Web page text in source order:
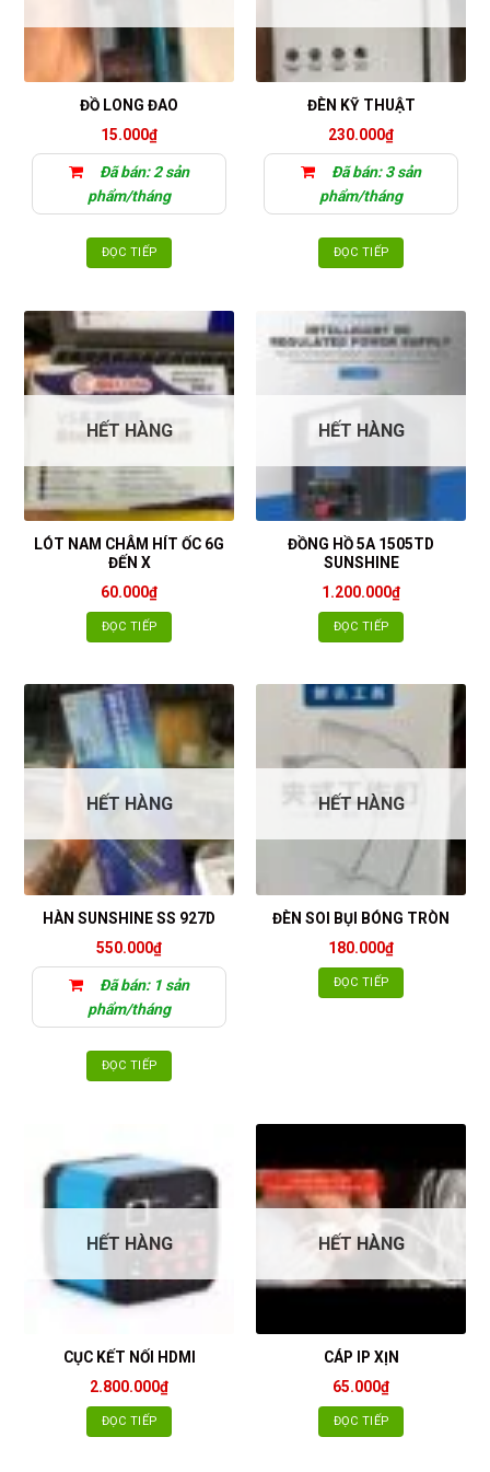
ĐỒ LONG ĐAO
15.000₫
Đã bán: 2 sản
phẩm/tháng
ĐỌC TIẾP
ĐÈN KỸ THUẬT
230.000₫
Đã bán: 3 sản
phẩm/tháng
ĐỌC TIẾP
HẾT HÀNG
LÓT NAM CHÂM HÍT ỐC 6G
ĐẾN X
60.000₫
ĐỌC TIẾP
HẾT HÀNG
ĐỒNG HỒ 5A 1505TD
SUNSHINE
1.200.000₫
ĐỌC TIẾP
HẾT HÀNG
HÀN SUNSHINE SS 927D
550.000₫
Đã bán: 1 sản
phẩm/tháng
ĐỌC TIẾP
HẾT HÀNG
ĐÈN SOI BỤI BÓNG TRÒN
180.000₫
ĐỌC TIẾP
HẾT HÀNG
CỤC KẾT NỐI HDMI
2.800.000₫
ĐỌC TIẾP
HẾT HÀNG
CÁP IP XỊN
65.000₫
ĐỌC TIẾP